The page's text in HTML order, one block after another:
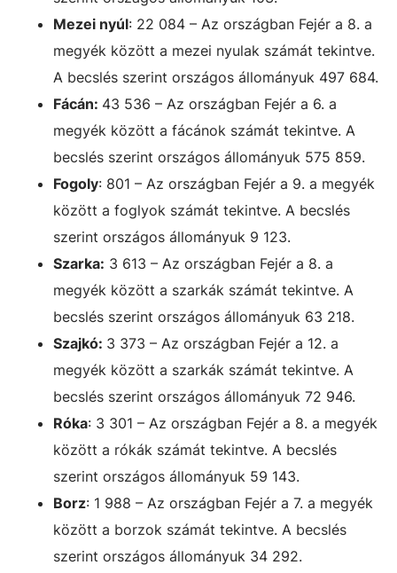
Mezei nyúl: 22 084 – Az országban Fejér a 8. a
megyék között a mezei nyulak számát tekintve.
A becslés szerint országos állományuk 497 684.
Fácán: 43 536 – Az országban Fejér a 6. a
megyék között a fácánok számát tekintve. A
becslés szerint országos állományuk 575 859.
Fogoly: 801 – Az országban Fejér a 9. a megyék
között a foglyok számát tekintve. A becslés
szerint országos állományuk 9 123.
Szarka: 3 613 – Az országban Fejér a 8. a
megyék között a szarkák számát tekintve. A
becslés szerint országos állományuk 63 218.
Szajkó: 3 373 – Az országban Fejér a 12. a
megyék között a szarkák számát tekintve. A
becslés szerint országos állományuk 72 946.
Róka: 3 301 – Az országban Fejér a 8. a megyék
között a rókák számát tekintve. A becslés
szerint országos állományuk 59 143.
Borz: 1 988 – Az országban Fejér a 7. a megyék
között a borzok számát tekintve. A becslés
szerint országos állományuk 34 292.